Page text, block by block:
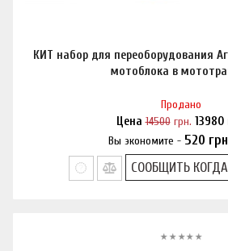
КИТ набор для переоборудования
мотоблока в
Продано
Цена14500грн. 13980
Вы экономите - 520
Нашли дешевле?
СООБЩИТЬ